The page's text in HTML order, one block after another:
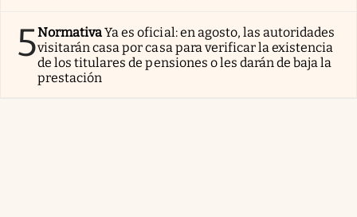
5NormativaYa es oficial: en agosto, las autoridades
visitarán casa por casa para verificar la existencia
de los titulares de pensiones o les darán de baja la
prestación